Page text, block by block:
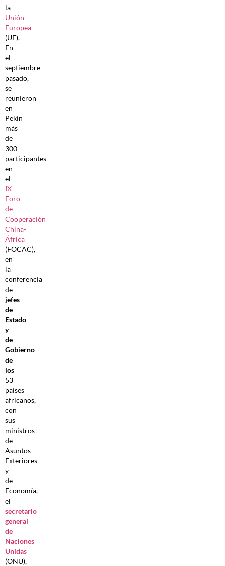
la
Unión
Europea
(UE).
En
el
septiembre
pasado,
se
reunieron
en
Pekín
más
de
300
participantes
en
el
IX
Foro
de
Cooperación
China-
África
(FOCAC),
en
la
conferencia
de
jefes
de
Estado
y
de
Gobierno
de
los
53
países
africanos,
con
sus
ministros
de
Asuntos
Exteriores
y
de
Economía,
el
secretario
general
de
Naciones
Unidas
(ONU),